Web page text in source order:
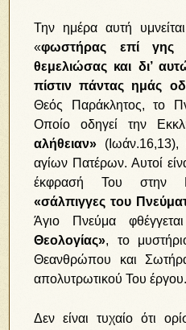
Την ημέρα αυτή
«φωστήρας επί γης
θεμελιώσας και δι’
πίστιν πάντας ημάς
Θεός Παράκλητος, το
Οποίο οδηγεί την
αλήθειαν»
αγίων Πατέρων. Αυτοί
έκφρασή Του στην
«σάλπιγγες του
Άγιο Πνεύμα
Θεολογίας», το
Θεανθρώπου και
απολυτρωτικού Του έργου.
Δεν είναι τυχαίο ότι